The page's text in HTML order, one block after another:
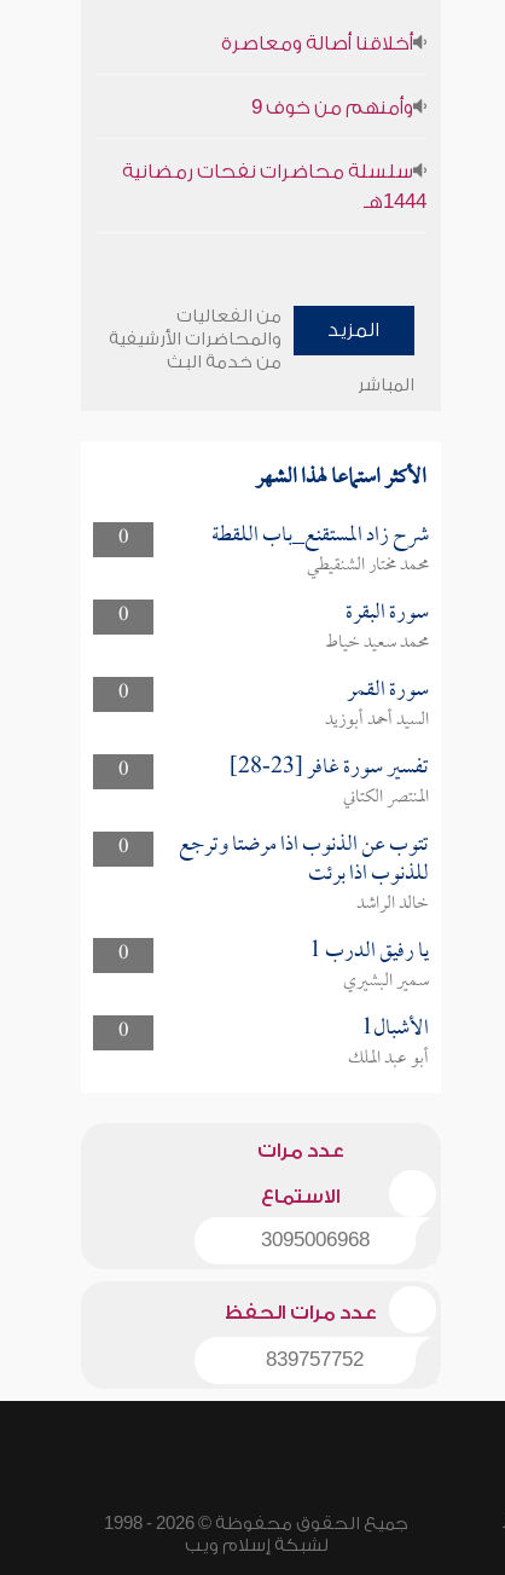
أخلاقنا أصالة ومعاصرة
وأمنهم من خوف 9
سلسلة محاضرات نفحات رمضانية
1444هـ
المزيد
من الفعاليات
والمحاضرات الأرشيفية
من خدمة البث
المباشر
الأكثر استماعا لهذا الشهر
0 شرح زاد المستقنع_باب اللقطة
محمد مختار الشنقيطي
0
سورة البقرة
محمد سعيد خياط
0
سورة القمر
السيد أحمد أبوزيد
0
تفسير سورة غافر [23-28]
المنتصر الكتاني
0
تتوب عن الذنوب اذا مرضتا وترجع
للذنوب اذا برئت
خالد الراشد
0
يا رفيق الدرب 1
سمير البشيري
0
الأشبال1
أبو عبد الملك
عدد مرات
الاستماع
3095006968
عدد مرات الحفظ
839757752
جميع الحقوق محفوظة © 2026 - 1998
لشبكة إسلام ويب